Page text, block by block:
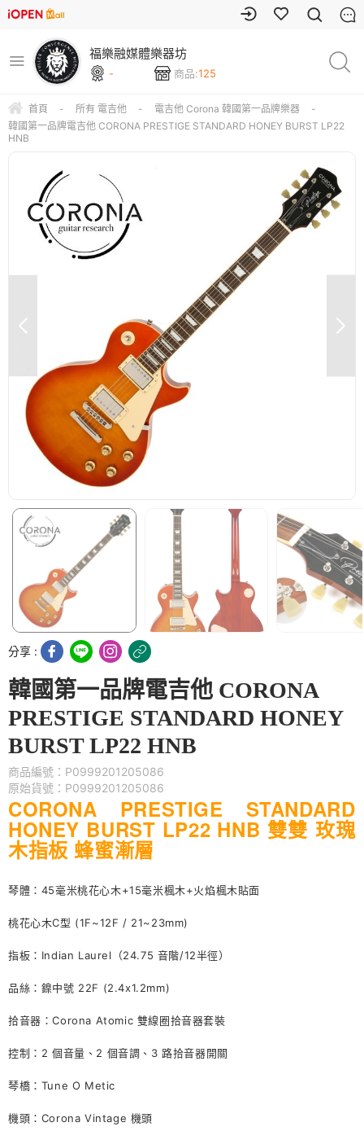
福樂融媒體樂器坊
- 商品:125
首頁 - 所有 電吉他 - 電吉他 Corona 韓國第一品牌樂器
-
韓國第一品牌電吉他 CORONA PRESTIGE STANDARD HONEY BURST LP22
HNB
分享 :
韓國第一品牌電吉他 CORONA
PRESTIGE STANDARD HONEY
BURST LP22 HNB
商品編號：P0999201205086
原始貨號：P0999201205086
CORONA PRESTIGE STANDARD
HONEY BURST LP22 HNB 雙雙 玫瑰
木指板 蜂蜜漸層
琴體：45毫米桃花心木+15毫米楓木+火焰楓木貼面
桃花心木C型 (1F~12F / 21~23mm)
指板：Indian Laurel（24.75 音階/12半徑）
品絲：鎳中號 22F (2.4x1.2mm)
拾音器：Corona Atomic 雙線圈拾音器套裝
控制：2 個音量、2 個音調、3 路拾音器開關
琴橋：Tune O Metic
機頭：Corona Vintage 機頭